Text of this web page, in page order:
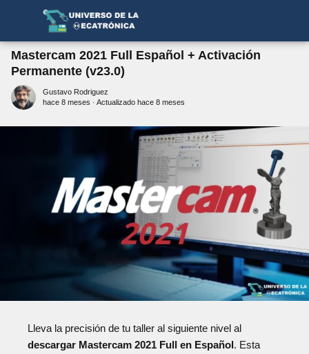
Mastercam 2021 Full Español + Activación
Permanente (v23.0)
Gustavo Rodriguez
hace 8 meses · Actualizado hace 8 meses
Lleva la precisión de tu taller al siguiente nivel al
descargar Mastercam 2021 Full en Español. Esta